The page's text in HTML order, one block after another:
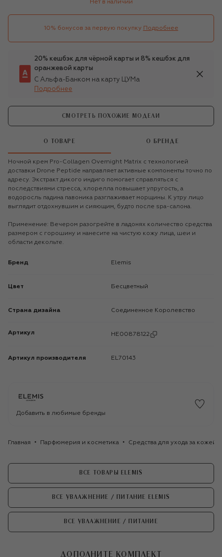
Нет в наличии
10% бонусов за первую покупку Подробнее
20% кешбэк для чёрной карты и 8% кешбэк для
оранжевой карты
С Альфа-Банком на карту ЦУМа
Подробнее
СМОТРЕТЬ ПОХОЖИЕ МОДЕЛИ
О ТОВАРЕ О БРЕНДЕ
Ночной крем Pro-Collagen Overnight Matrix с технологией
доставки Drone Peptide направляет активные компоненты точно по
адресу. Экстракт дикого индиго помогает справляться с
последствиями стресса, хлорелла повышает упругость, а
водоросль падина павоника разглаживает морщины. К утру лицо
выглядит отдохнувшим и сияющим, будто после spa-салона.
Применение: Вечером разогрейте в ладонях количество средства
размером с горошину и нанесите на чистую кожу лица, шеи и
области декольте.
Бренд Elemis
Цвет Бесцветный
Страна дизайна Соединенное Королевство
Артикул HE00878122
Артикул производителя EL70143
Добавить в любимые бренды
Главная Парфюмерия и косметика Средства для ухода за кожей
ВСЕ ТОВАРЫ ELEMIS
ВСЕ УВЛАЖНЕНИЕ / ПИТАНИЕ ELEMIS
ВСЕ УВЛАЖНЕНИЕ / ПИТАНИЕ
ДОПОЛНИТЕ КОМПЛЕКТ